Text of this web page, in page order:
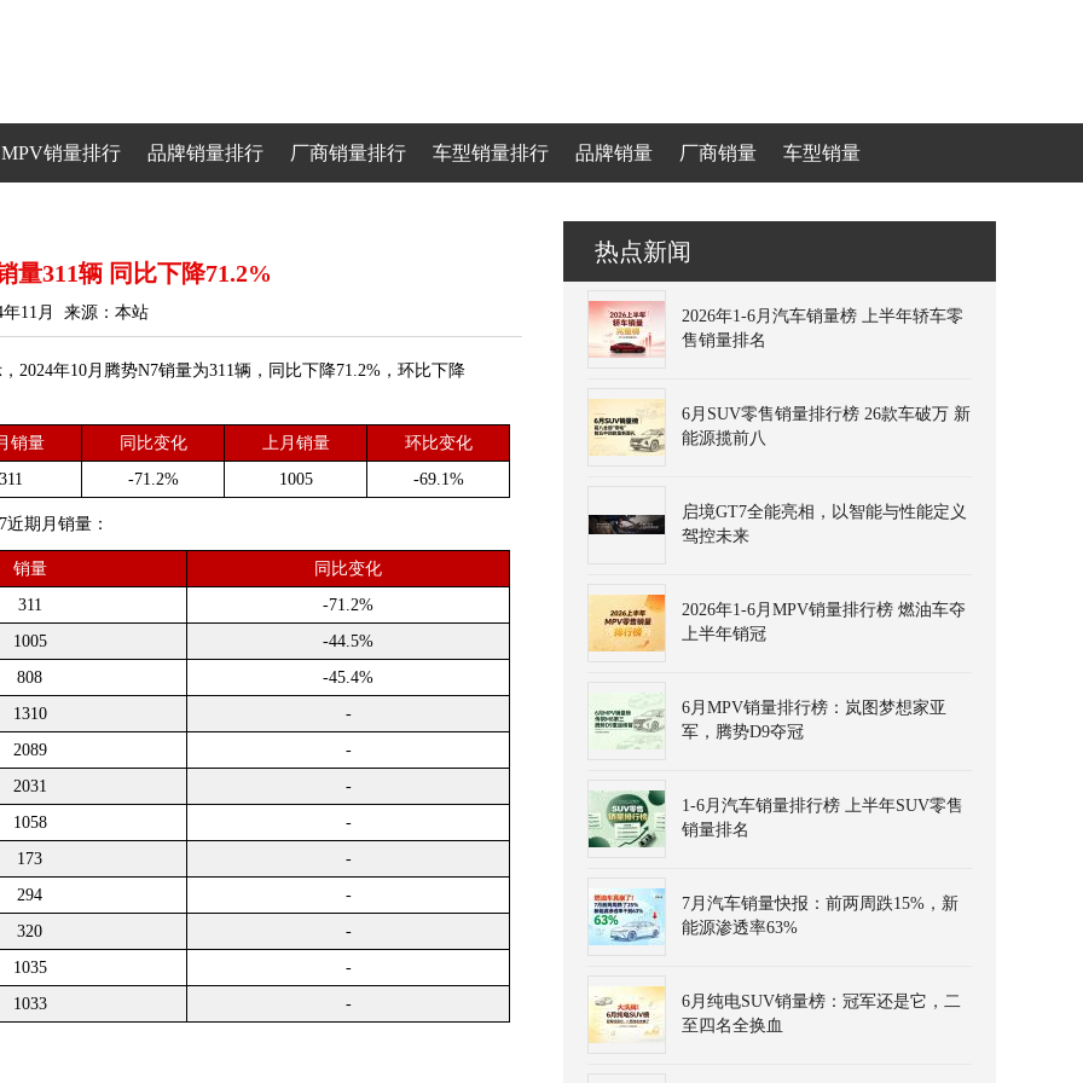
MPV销量排行 品牌销量排行 厂商销量排行 车型销量排行 品牌销量 厂商销量 车型销量
量311辆 同比下降71.2%
年11月 来源：本站
年10月腾势N7销量为311辆，同比下降71.2%，环比下降
销量 同比变化 上月销量
环比变化
-71.2% 1005 -69.1%
期月销量：
销量
同比变化
311
-71.2%
1005
-44.5%
808
-45.4%
1310
-
2089
-
2031
-
1058
-
173
-
294
-
320
-
1035
-
1033
-
热点新闻
2026年1-6月汽车销量榜 上半年轿车零
售销量排名
6月SUV零售销量排行榜 26款车破万 新
能源揽前八
启境GT7全能亮相，以智能与性能定义
驾控未来
2026年1-6月MPV销量排行榜 燃油车夺
上半年销冠
6月MPV销量排行榜：岚图梦想家亚
军，腾势D9夺冠
1-6月汽车销量排行榜 上半年SUV零售
销量排名
7月汽车销量快报：前两周跌15%，新
能源渗透率63%
6月纯电SUV销量榜：冠军还是它，二
至四名全换血